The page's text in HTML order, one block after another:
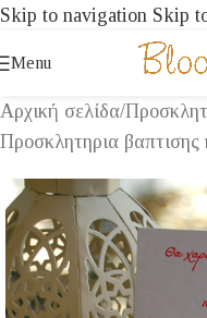
Skip to navigation Skip
Menu
Αρχική σελίδα/
Προσκλητηρια βαπτισης